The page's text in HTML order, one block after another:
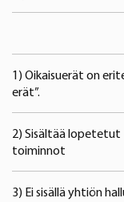
1) Oikaisuerät on
erät”.
2) Sisältää lopetetut
toiminnot
3) Ei sisällä yhtiön